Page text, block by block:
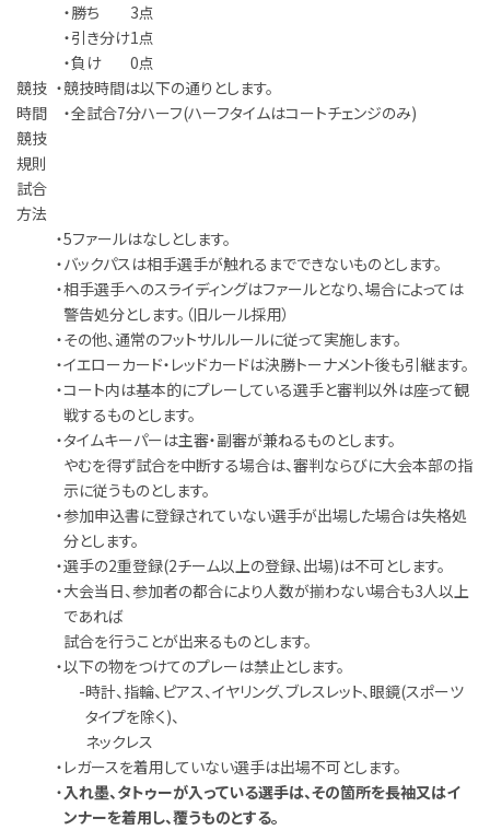
・勝ち
3点
・引き分け1点
・負け
0点
競技
時間
競技
規則
試合
方法
・競技時間は以下の通りとします。
・全試合7分ハーフ(ハーフタイムはコートチェンジのみ)
・5ファールはなしとします。
・バックパスは相手選手が触れるまでできないものとします。
・相手選手へのスライディングはファールとなり、場合によっては
警告処分とします。（旧ルール採用）
・その他、通常のフットサルルールに従って実施します。
・イエローカード・レッドカードは決勝トーナメント後も引継ます。
・コート内は基本的にプレーしている選手と審判以外は座って観
戦するものとします。
・タイムキーパーは主審・副審が兼ねるものとします。
やむを得ず試合を中断する場合は、審判ならびに大会本部の指
示に従うものとします。
・参加申込書に登録されていない選手が出場した場合は失格処
分とします。
・選手の2重登録(2チーム以上の登録、出場)は不可とします。
・大会当日、参加者の都合により人数が揃わない場合も3人以上
であれば
試合を行うことが出来るものとします。
・以下の物をつけてのプレーは禁止とします。
-時計、指輪、ピアス、イヤリング、ブレスレット、眼鏡(スポーツ
タイプを除く)、
ネックレス
・ レガースを着用していない選手は出場不可とします。
・入れ墨、タトゥーが入っている選手は、その箇所を長袖又はイ
ンナーを着用し、覆うものとする。